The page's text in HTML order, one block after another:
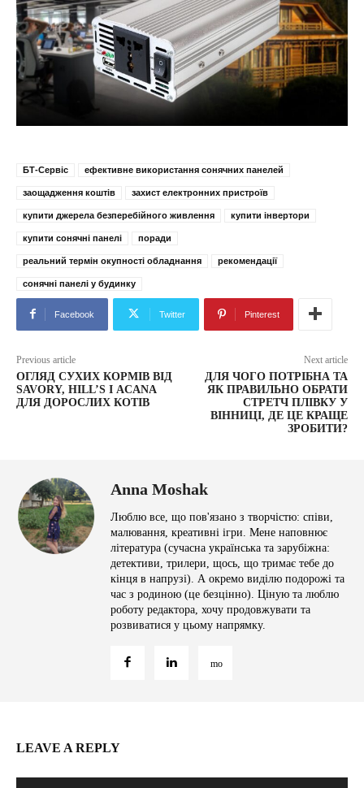
БТ-Сервіс ефективне використання сонячних панелей
заощадження коштів захист електронних пристроїв
купити джерела безперебійного живлення купити інвертори
купити сонячні панелі поради
реальний термін окупності обладнання рекомендації
сонячні панелі у будинку
Facebook Twitter Pinterest
Previous article
ОГЛЯД СУХИХ КОРМІВ ВІД
SAVORY, HILL’S І ACANA
ДЛЯ ДОРОСЛИХ КОТІВ
Next article
ДЛЯ ЧОГО ПОТРІБНА ТА
ЯК ПРАВИЛЬНО ОБРАТИ
СТРЕТЧ ПЛІВКУ У
ВІННИЦІ, ДЕ ЦЕ КРАЩЕ
ЗРОБИТИ?
Anna Moshak
Люблю все, що пов'язано з творчістю: співи,
малювання, креативні ігри. Мене наповнює
література (сучасна українська та зарубіжна:
детективи, трилери, щось, що тримає тебе до
кінця в напрузі). А окремо виділю подорожі та
час з родиною (це безцінно). Ціную та люблю
роботу редактора, хочу продовжувати та
розвиватися у цьому напрямку.
LEAVE A REPLY